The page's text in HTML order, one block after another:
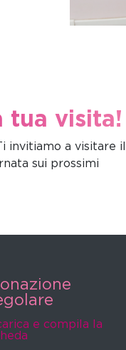
tua visita!
invitiamo a visitare il
sui prossimi
e compila la